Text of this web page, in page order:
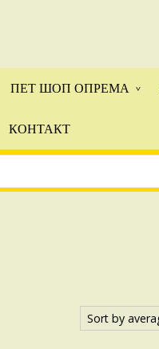
ПЕТ ШОП ОПРЕМА
КОНТАКТ